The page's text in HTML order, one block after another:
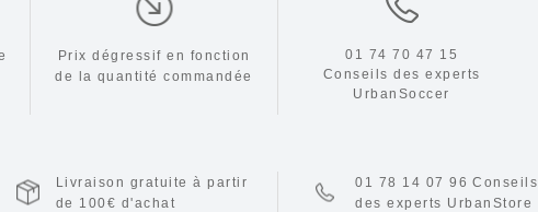
Prix dégressif en fonction
de la quantité commandée
01 74 70 47 15
Conseils des experts
UrbanSoccer
Livraison gratuite à partir
de 100€ d'achat
01 78 14 07 96 Conseils
des experts UrbanStore